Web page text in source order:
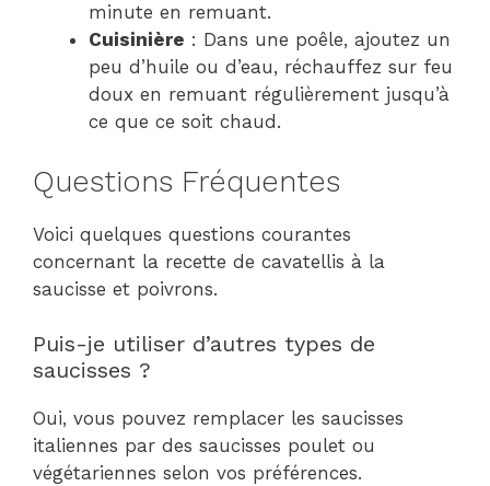
minute en remuant.
Cuisinière : Dans une poêle, ajoutez un
peu d’huile ou d’eau, réchauffez sur feu
doux en remuant régulièrement jusqu’à
ce que ce soit chaud.
Questions Fréquentes
Voici quelques questions courantes
concernant la recette de cavatellis à la
saucisse et poivrons.
Puis-je utiliser d’autres types de
saucisses ?
Oui, vous pouvez remplacer les saucisses
italiennes par des saucisses poulet ou
végétariennes selon vos préférences.